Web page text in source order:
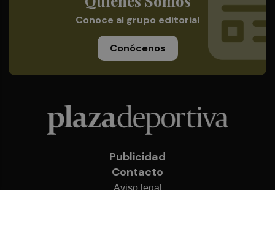
Conoce al grupo editorial
Conócenos
Publicidad
Contacto
Aviso legal